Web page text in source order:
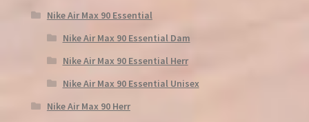
Nike Air Max 90 Essential
Nike Air Max 90 Essential Dam
Nike Air Max 90 Essential Herr
Nike Air Max 90 Essential Unisex
Nike Air Max 90 Herr